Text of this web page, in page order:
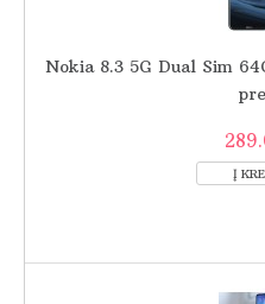
Nokia 8.3 5G Dual Sim